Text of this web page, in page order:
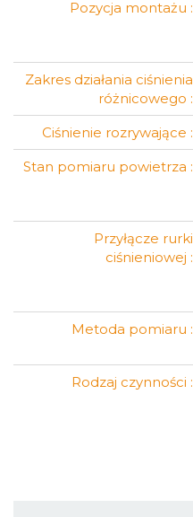
Pozycja montażu :
Zakres działania ciśnienia
różnicowego :
Ciśnienie rozrywające :
Stan pomiaru powietrza :
Przyłącze rurki
ciśnieniowej :
Metoda pomiaru :
Rodzaj czynności :